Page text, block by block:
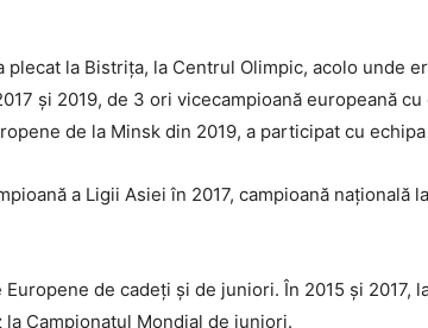
la Bistrița, la Centrul Olimpic, acolo unde
și 2019, de 3 ori vicecampioană europeană
de la Minsk din 2019, a participat cu
a Ligii Asiei în 2017, campioană
de cadeți și de juniori. În 2015 și 2017,
Campionatul Mondial de juniori.